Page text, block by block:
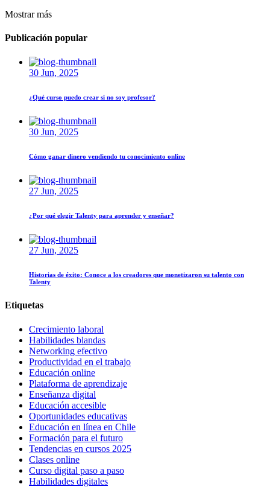
Mostrar más
Publicación popular
30 Jun, 2025
¿Qué curso puedo crear si no soy profesor?
30 Jun, 2025
Cómo ganar dinero vendiendo tu conocimiento online
27 Jun, 2025
¿Por qué elegir Talenty para aprender y enseñar?
27 Jun, 2025
Historias de éxito: Conoce a los creadores que monetizaron su talento con
Talenty
Etiquetas
Crecimiento laboral
Habilidades blandas
Networking efectivo
Productividad en el trabajo
Educación online
Plataforma de aprendizaje
Enseñanza digital
Educación accesible
Oportunidades educativas
Educación en línea en Chile
Formación para el futuro
Tendencias en cursos 2025
Clases online
Curso digital paso a paso
Habilidades digitales